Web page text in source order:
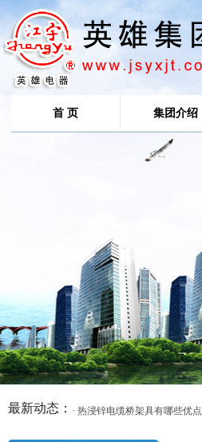
首 页 集团介绍
最新动态： · 热浸锌电缆桥架具有哪些优点